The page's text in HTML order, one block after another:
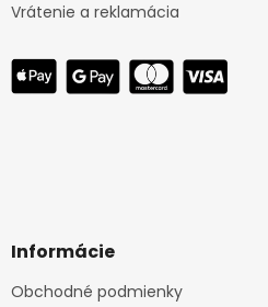
Vrátenie a reklamácia
Informácie
Obchodné podmienky